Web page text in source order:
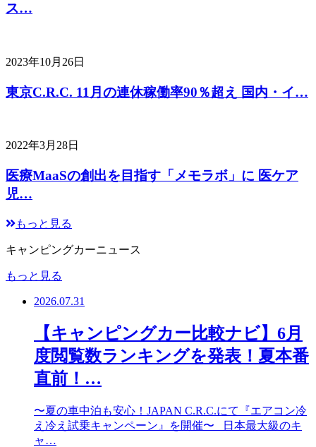
ス…
2023年10月26日
東京C.R.C. 11月の連休稼働率90％超え 国内・イ…
2022年3月28日
医療MaaSの創出を目指す「メモラボ」に 医ケア
児…
もっと見る
キャンピングカーニュース
もっと見る
2026.07.31
【キャンピングカー比較ナビ】6月
度閲覧数ランキングを発表！夏本番
直前！…
〜夏の車中泊も安心！JAPAN C.R.C.にて『エアコン冷
え冷え試乗キャンペーン』を開催〜 日本最大級のキ
ャ…